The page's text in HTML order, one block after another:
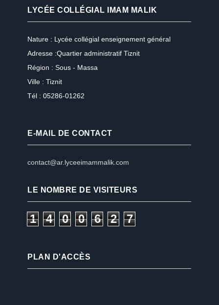
LYCÉE COLLÉGIAL IMAM MALIK
Nature : Lycée collégial enseignement général
Adresse :Quartier administratif Tiznit
Région : Sous - Massa
Ville : Tiznit
Tél : 05286-01262
E-MAIL DE CONTACT
contact@ar.lyceeimammalik.com
LE NOMBRE DE VISITEURS
1 4 0 0 6 2 7
PLAN D'ACCÈS